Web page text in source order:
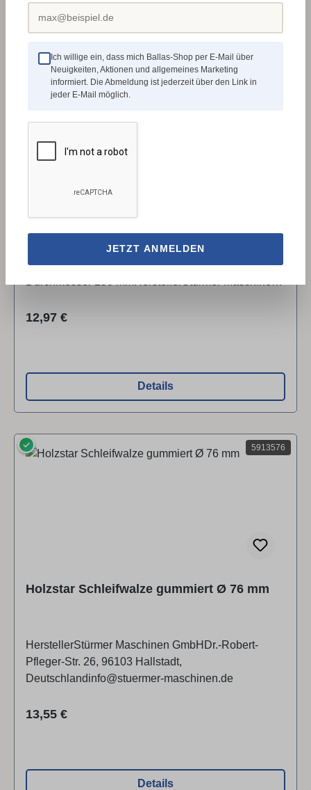
Holzkraft Winkellehre für Schleifstein Ø 250
Zur Bestimmung des richtigen Schleifwinkels für ihre
WerkzeugeZur Verwendung bei Schleifsteinen mit
Deutschlandinfo@stuermer-maschinen.de
Regulärer Preis:
12,97 €
Details
5913576
✓
Holzstar Schleifwalze gummiert Ø 76 mm
HerstellerStürmer Maschinen GmbHDr.-Robert-
Pfleger-Str. 26, 96103 Hallstadt,
Deutschlandinfo@stuermer-maschinen.de
Regulärer Preis:
13,55 €
Details
Ich willige ein, dass mich Ballas-Shop per E-Mail über
Neuigkeiten, Aktionen und allgemeines Marketing
informiert. Die Abmeldung ist jederzeit über den Link in
jeder E-Mail möglich.
JETZT ANMELDEN